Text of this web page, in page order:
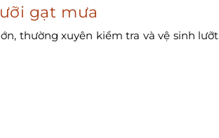
gạt mưa
thường xuyên kiểm tra và vệ sinh lưỡt